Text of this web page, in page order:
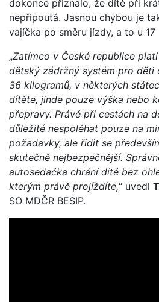
dokonce přiznalo, že dítě při
nepřipoutá. Jasnou chybou je
vajíčka po směru jízdy, a to u 17
„Zatímco v České republice
dětský zádržný systém pro děti
36 kilogramů, v některých
dítěte, jinde pouze výška nebo
přepravy. Právě při cestách na
důležité nespoléhat pouze na
požadavky, ale řídit se
skutečně nejbezpečnější.
autosedačka chrání dítě bez
kterým právě projíždíte,“ uvedl
SO MDČR BESIP.